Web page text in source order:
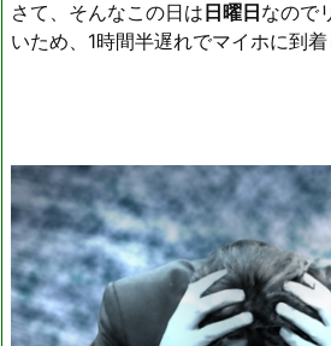
さて、そんなこの日は日曜日なので
いため、1時間半遅れでマイホに到